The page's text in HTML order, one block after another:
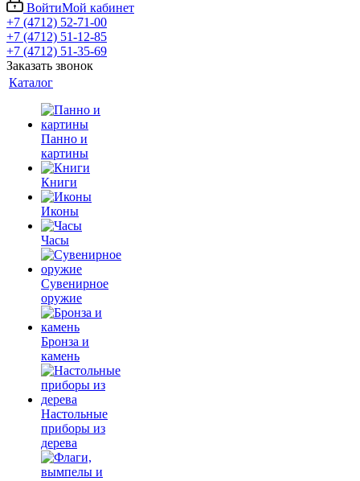
ВойтиМой кабинет
+7 (4712) 52-71-00
+7 (4712) 51-12-85
+7 (4712) 51-35-69
Заказать звонок
Каталог
Панно и
картины
Книги
Иконы
Часы
Сувенирное
оружие
Бронза и
камень
Настольные
приборы из
дерева